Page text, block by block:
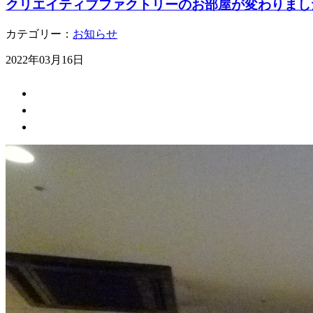
クリエイティブファクトリーのお部屋が変わりま
カテゴリー： お知らせ
2022年03月16日